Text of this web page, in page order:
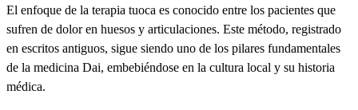
El enfoque de la terapia tuoca es conocido entre los pacientes que
sufren de dolor en huesos y articulaciones. Este método, registrado
en escritos antiguos, sigue siendo uno de los pilares fundamentales
de la medicina Dai, embebiéndose en la cultura local y su historia
médica.